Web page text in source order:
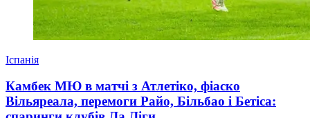
Іспанія
Камбек МЮ в матчі з Атлетіко, фіаско
Вільяреала, перемоги Райо, Більбао і Бетіса: